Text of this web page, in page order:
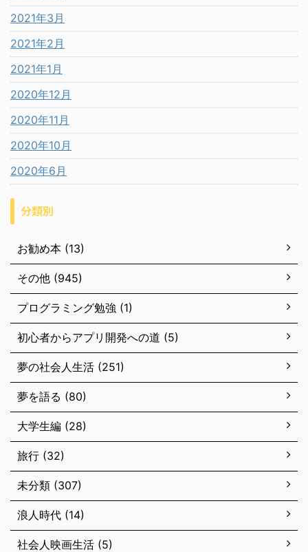
2021年3月
2021年2月
2021年1月
2020年12月
2020年11月
2020年10月
2020年6月
分類別
お勧め本 (13)
その他 (945)
プログラミング勉強 (1)
初心者からアプリ開発への道 (5)
夢の社会人生活 (251)
夢を語る (80)
大学生編 (28)
旅行 (32)
未分類 (307)
浪人時代 (14)
社会人映画生活 (5)